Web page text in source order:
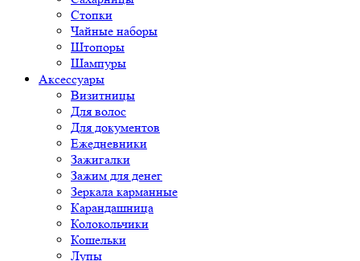
Стопки
Чайные наборы
Штопоры
Шампуры
Аксессуары
Визитницы
Для волос
Для документов
Ежедневники
Зажигалки
Зажим для денег
Зеркала карманные
Карандашница
Колокольчики
Кошельки
Лупы